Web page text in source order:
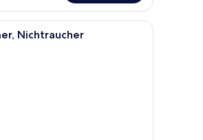
Bettwaren, Daunenbettdecken, Zimmersafe
Standard-Doppelzimmer, Nichtraucher |
Nichtraucher